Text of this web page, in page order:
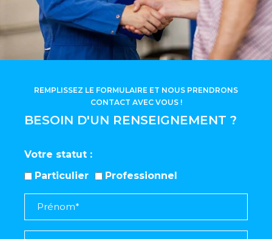
BESOIN D'UN RENSEIGNEMENT ?
REMPLISSEZ LE FORMULAIRE ET NOUS PRENDRONS
CONTACT AVEC VOUS !
Votre statut
Particulier
Professionnel